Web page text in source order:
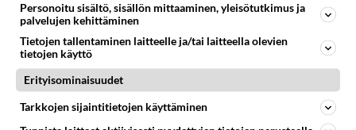
T:äijä
2001-02-24 03:11:00
kimkirjoitti:
sinähän hupakko oot ku mittarii tolleen kattelet
siinähän olis voinu paleltuu paikat
Personoitu sisältö, sisällön mittaaminen, yleisötutkimus ja
palvelujen kehittäminen
Tietojen tallentaminen laitteelle ja/tai laitteella olevien
tietojen käyttö
Erityisominaisuudet
Tarkkojen sijaintitietojen käyttäminen